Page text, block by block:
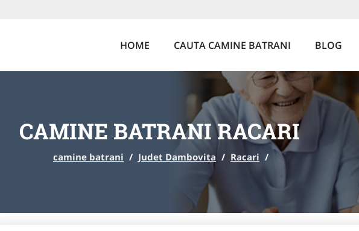
HOME CAUTA CAMINE BATRANI BLOG
CAMINE BATRANI RACARI
camine batrani / Judet Dambovita / Racari /